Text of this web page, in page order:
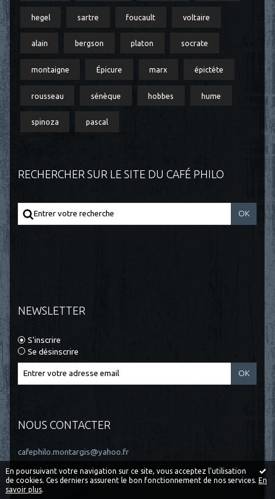
En poursuivant votre navigation sur ce site, vous acceptez l'utilisation
de cookies. Ces derniers assurent le bon fonctionnement de nos services. En
savoir plus.
hegel sartre foucault voltaire
alain bergson platon socrate
montaigne Épicure marx épictète
rousseau sénèque hobbes hume
spinoza pascal
RECHERCHER SUR LE SITE DU CAFÉ PHILO
NEWSLETTER
S'inscrire
Se désinscrire
NOUS CONTACTER
cafephilo.montargis@yahoo.fr